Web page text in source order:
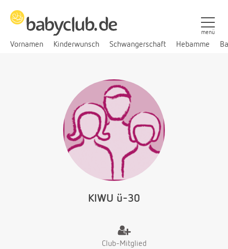
Vornamen Kinderwunsch Schwangerschaft Hebamme
menü
KIWU ü-30
Club-Mitglied